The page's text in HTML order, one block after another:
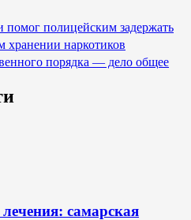
помог полицейским задержать
хранении наркотиков
порядка — дело общее
самарская